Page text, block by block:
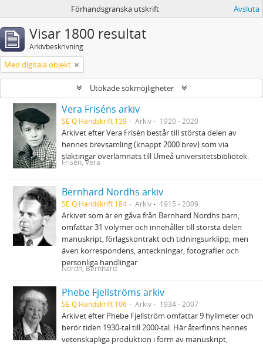
Förhandsgranska utskrift Avsluta
Visar 1800 resultat
Arkivbeskrivning
Med digitala objekt
Utökade sökmöjligheter
Vera Friséns arkiv
SE Q Handskrift 139 Arkiv 1920 - 2020
Arkivet efter Vera Frisén består till största delen av
hennes brevsamling (knappt 2000 brev) som via
släktingar överlämnats till Umeå universitetsbibliotek.
Frisén, Vera
Bernhard Nordhs arkiv
SE Q Handskrift 184 Arkiv 1915 - 2009
Arkivet som är en gåva från Bernhard Nordhs barn,
omfattar 31 volymer och innehåller till största delen
manuskript, förlagskontrakt och tidningsurklipp, men
även korrespondens, anteckningar, fotografier och
personliga handlingar
Nordh, Bernhard
Phebe Fjellströms arkiv
SE Q Handskrift 106 Arkiv 1934 - 2007
Arkivet efter Phebe Fjellström omfattar 9 hyllmeter och
berör tiden 1930‐tal till 2000‐tal. Här återfinns hennes
vetenskapliga produktion i form av manuskript,